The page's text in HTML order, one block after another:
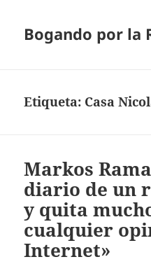
Bogando por la
Etiqueta: Casa
Markos
diario de un
y quita
cualquier
Internet»